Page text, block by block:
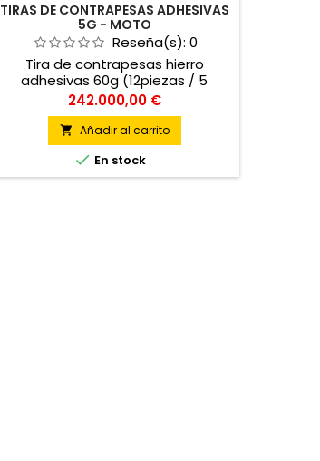
TIRAS DE CONTRAPESAS ADHESIVAS
5G - MOTO
Reseña(s): 0
Tira de contrapesas hierro
adhesivas 60g (12piezas / 5
gramos) para ruedas de
motocicleta - 100 unidades / caja
Precio
242.000,00 €
 Añadir al carrito
 En stock